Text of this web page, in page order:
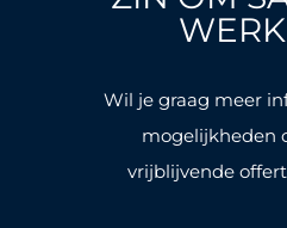
a
m
Wil je graag meer
mogelijkheden
vrijblijvende